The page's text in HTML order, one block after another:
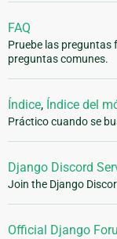
FAQ
Pruebe las preguntas
preguntas comunes.
Índice, Índice del
Práctico cuando se
Django Discord
Join the Django
Official Django